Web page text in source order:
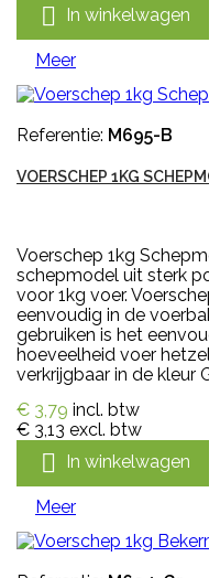
 In winkelwagen
Meer
Referentie: M695-B
VOERSCHEP 1KG
Voerschep 1kg
schepmodel uit sterk
voor 1kg voer.
eenvoudig in de
gebruiken is het
hoeveelheid voer
verkrijgbaar in de kleur
€ 3,79 incl. btw
€ 3,13 excl. btw
 In winkelwagen
Meer